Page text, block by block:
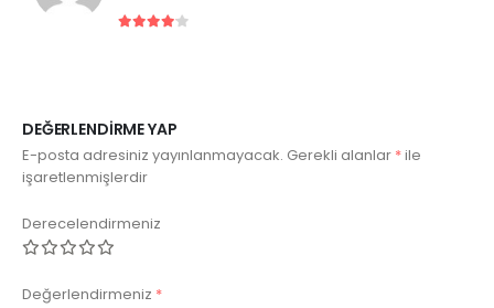
DEĞERLENDIRME YAP
E-posta adresiniz yayınlanmayacak. Gerekli alanlar *ile
işaretlenmişlerdir
Derecelendirmeniz
Değerlendirmeniz *